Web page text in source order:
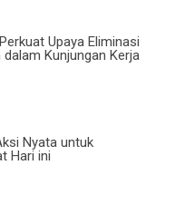
Upaya Eliminasi
Kunjungan Kerja
Nyata untuk
Hari ini